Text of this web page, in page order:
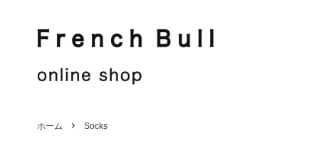
French Bull
Shirt / Blouse
French Bull
ホーム Socks